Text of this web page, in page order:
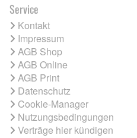
Service
Kontakt
Impressum
AGB Shop
AGB Online
AGB Print
Datenschutz
Cookie-Manager
Nutzungsbedingungen
Verträge hier kündigen